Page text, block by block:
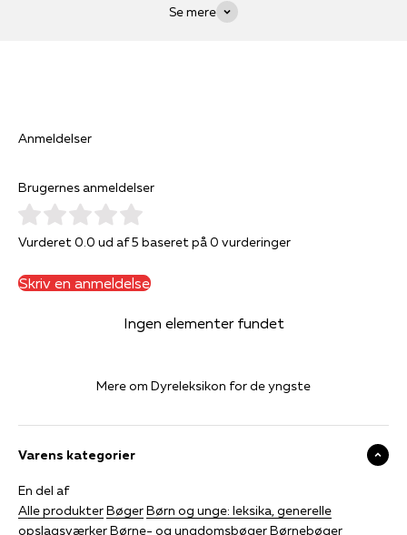
Se mere
Anmeldelser
Brugernes anmeldelser
Vurderet 0.0 ud af 5 baseret på 0 vurderinger
Skriv en anmeldelse
Ingen elementer fundet
Mere om Dyreleksikon for de yngste
Varens kategorier
En del af
Alle produkterBøgerBørn og unge: leksika, generelle
opslagsværkerBørne- og ungdomsbøgerBørnebøger